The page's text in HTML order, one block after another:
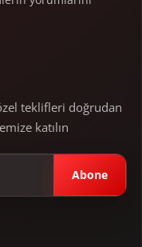
teklifleri doğrudan
katılın
Abone